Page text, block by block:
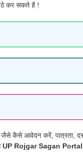
कर सकते है !
जैसे कैसे आवेदन करें, पात्रता,
UP Rojgar Sagan